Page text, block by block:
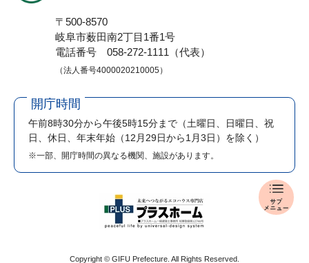
報
道
〒500-8570
岐阜市薮田南2丁目1番1号
電話番号 058-272-1111（代表）
（法人番号4000020210005）
開庁時間
午前8時30分から午後5時15分まで （土曜日、日曜日、祝
日、休日、年末年始（12月29日から1月3日）を除く）
※一部、開庁時間の異なる機関、施設があります。
Copyright © GIFU Prefecture. All Rights Reserved.